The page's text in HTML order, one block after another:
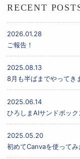
RECENT
2026.01.28
ご報告！
2025.08.13
8月も半ばまでやってき
2025.06.14
ひろしまAIサンドボック
2025.05.20
初めてCanvaを使って